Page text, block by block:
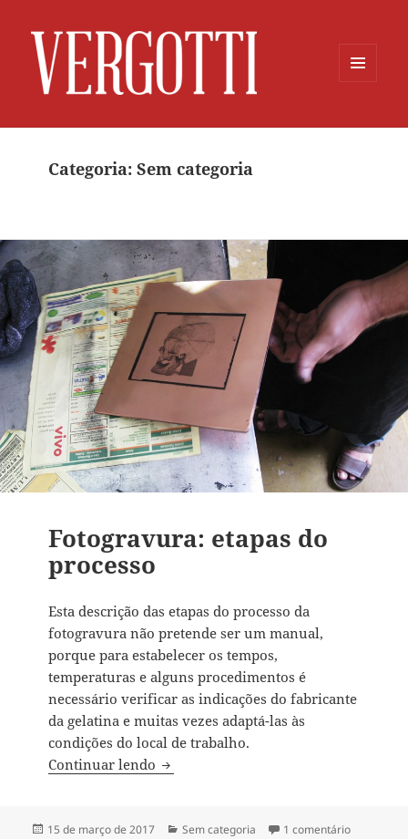
Categoria:Sem categoria
Fotogravura: etapas do
processo
Esta descrição das etapas do processo da
fotogravura não pretende ser um manual,
porque para estabelecer os tempos,
temperaturas e alguns procedimentos é
necessário verificar as indicações do fabricante
da gelatina e muitas vezes adaptá-las às
condições do local de trabalho.
Continuar lendo Fotogravura: etapas do processo
Publicado
15 de março de 2017 Categorias
Sem categoria 1 comentárioem